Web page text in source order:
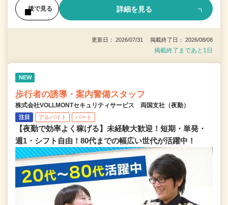
後で見る 詳細を見る
更新日： 2026/07/31 掲載終了日： 2026/08/08
掲載終了まであと1日
NEW
歩行者の誘導・案内警備スタッフ
株式会社VOLLMONTセキュリティサービス 両国支社（夜勤）
注目 アルバイト パート
【夜勤で効率よく稼げる】未経験大歓迎！短期・単発・
週1・シフト自由！80代までの幅広い世代が活躍中！